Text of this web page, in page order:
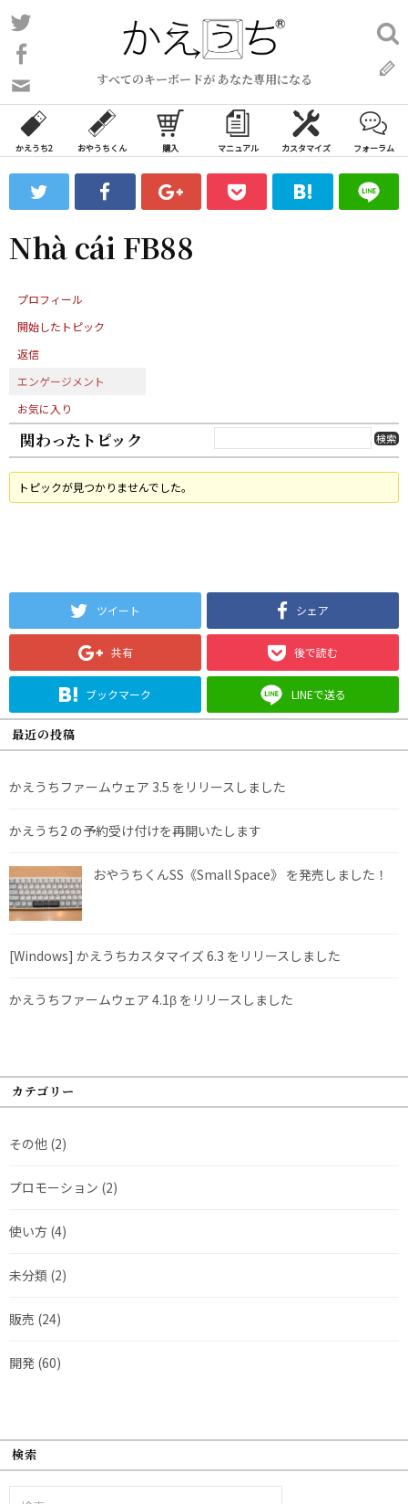
コ
ン
ン
ツ
ス
ッ
プ
すべてのキーボードが あなた専用になる
い
合
わ
フ
ォ
ム
検
索:
かえうち2 おやうちくん 購入 マニュアル カスタマイズ フォーラム
Nhà cái FB88
プロフィール
開始したトピック
返信
エンゲージメント
お気に入り
関わったトピック
トピックが見つかりませんでした。
ツイート シェア
共有 後で読む
ブックマーク LINEで送る
最近の投稿
かえうちファームウェア 3.5 をリリースしました
かえうち2 の予約受け付けを再開いたします
おやうちくんSS《Small Space》 を発売しました！
[Windows] かえうちカスタマイズ 6.3 をリリースしました
かえうちファームウェア 4.1β をリリースしました
カテゴリー
その他 (2)
プロモーション (2)
使い方 (4)
未分類 (2)
販売 (24)
開発 (60)
検索